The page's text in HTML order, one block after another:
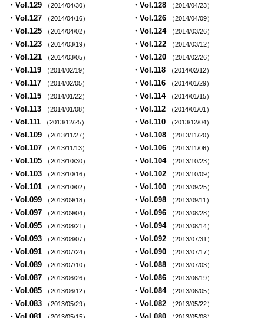
・Vol.129 （2014/04/30） ・Vol.128 （2014/04/23）
・Vol.127 （2014/04/16） ・Vol.126 （2014/04/09）
・Vol.125 （2014/04/02） ・Vol.124 （2014/03/26）
・Vol.123 （2014/03/19） ・Vol.122 （2014/03/12）
・Vol.121 （2014/03/05） ・Vol.120 （2014/02/26）
・Vol.119 （2014/02/19） ・Vol.118 （2014/02/12）
・Vol.117 （2014/02/05） ・Vol.116 （2014/01/29）
・Vol.115 （2014/01/22） ・Vol.114 （2014/01/15）
・Vol.113 （2014/01/08） ・Vol.112 （2014/01/01）
・Vol.111 （2013/12/25） ・Vol.110 （2013/12/04）
・Vol.109 （2013/11/27） ・Vol.108 （2013/11/20）
・Vol.107 （2013/11/13） ・Vol.106 （2013/11/06）
・Vol.105 （2013/10/30） ・Vol.104 （2013/10/23）
・Vol.103 （2013/10/16） ・Vol.102 （2013/10/09）
・Vol.101 （2013/10/02） ・Vol.100 （2013/09/25）
・Vol.099 （2013/09/18） ・Vol.098 （2013/09/11）
・Vol.097 （2013/09/04） ・Vol.096 （2013/08/28）
・Vol.095 （2013/08/21） ・Vol.094 （2013/08/14）
・Vol.093 （2013/08/07） ・Vol.092 （2013/07/31）
・Vol.091 （2013/07/24） ・Vol.090 （2013/07/17）
・Vol.089 （2013/07/10） ・Vol.088 （2013/07/03）
・Vol.087 （2013/06/26） ・Vol.086 （2013/06/19）
・Vol.085 （2013/06/12） ・Vol.084 （2013/06/05）
・Vol.083 （2013/05/29） ・Vol.082 （2013/05/22）